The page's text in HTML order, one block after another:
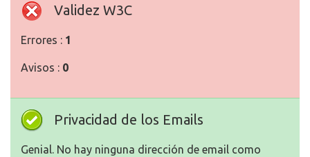
Validez W3C
Errores : 1
Avisos : 0
Privacidad de los Emails
Genial. No hay ninguna dirección de email como